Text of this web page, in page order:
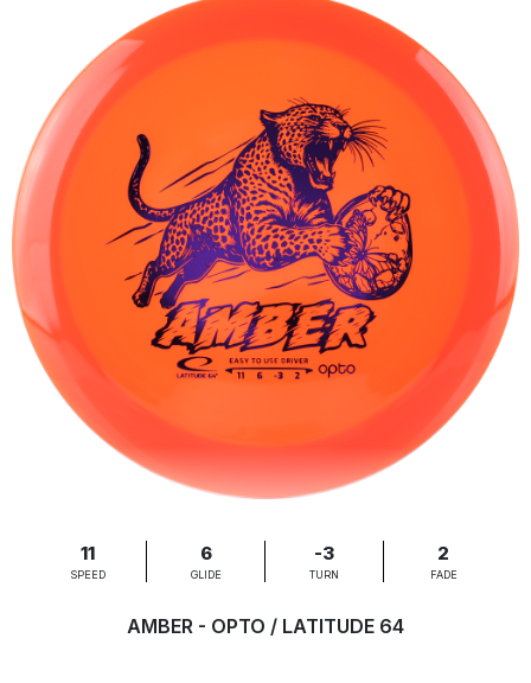
11
SPEED
6
GLIDE
-3
TURN
2
FADE
AMBER - OPTO / LATITUDE 64